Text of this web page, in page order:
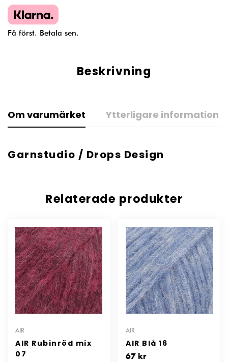
Få först. Betala sen.
Beskrivning
Om varumärket Ytterligare information
Garnstudio / Drops Design
Relaterade produkter
AIR
AIR Rubinröd mix
07
AIR
AIR Blå 16
67 kr